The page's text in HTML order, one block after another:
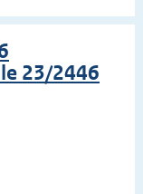
23/2446